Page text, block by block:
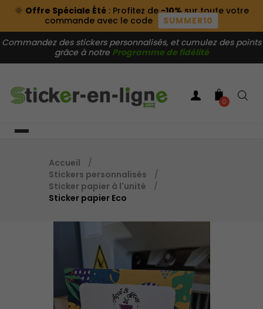
🌞 Offre Spéciale Été: Profitez de-10%sur toute votre
commande avec le code
SUMMER10
Commandez des stickers personnalisés, et cumulez des points
grâce à notre Programme de fidélité
0
Accueil
Stickers personnalisés
Sticker papier à l'unité
Sticker papier Eco